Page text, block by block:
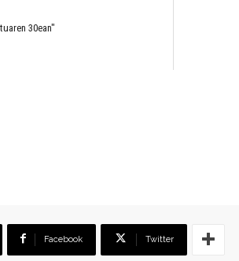
30ean"
Facebook Twitter